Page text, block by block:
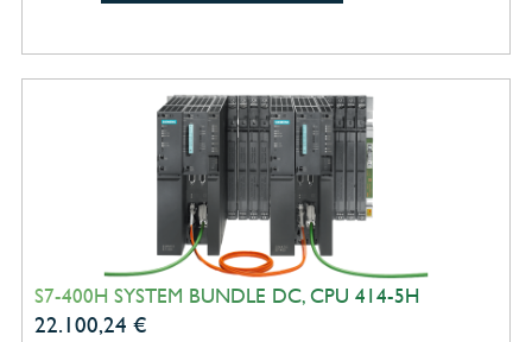
S7-400H SYSTEM BUNDLE DC, CPU 414-5H
22.100,24 €